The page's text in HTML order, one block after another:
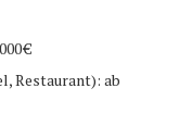
€
Restaurant): ab